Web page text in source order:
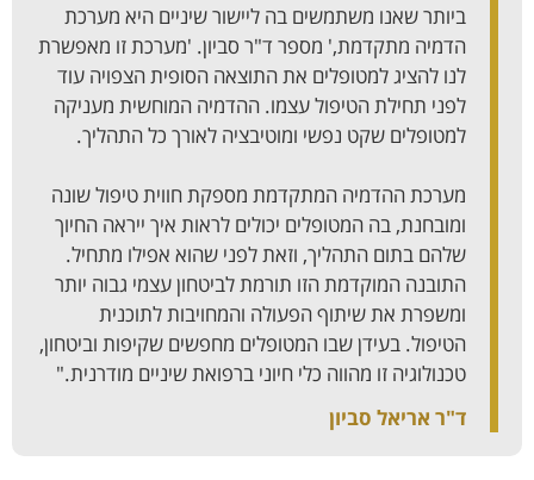
ביותר שאנו משתמשים בה ליישור שיניים היא מערכת
הדמיה מתקדמת,' מספר ד"ר סביון. 'מערכת זו מאפשרת
לנו להציג למטופלים את התוצאה הסופית הצפויה עוד
לפני תחילת הטיפול עצמו. ההדמיה המוחשית מעניקה
למטופלים שקט נפשי ומוטיבציה לאורך כל התהליך.
מערכת ההדמיה המתקדמת מספקת חווית טיפול שונה
ומובחנת, בה המטופלים יכולים לראות איך ייראה החיוך
שלהם בתום התהליך, וזאת לפני שהוא אפילו מתחיל.
התובנה המוקדמת הזו תורמת לביטחון עצמי גבוה יותר
ומשפרת את שיתוף הפעולה והמחויבות לתוכנית
הטיפול. בעידן שבו המטופלים מחפשים שקיפות וביטחון,
טכנולוגיה זו מהווה כלי חיוני ברפואת שיניים מודרנית."
ד"ר אריאל סביון